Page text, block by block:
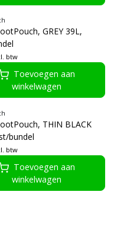
GREY 39L,
btw
Toevoegen aan
winkelwagen
THIN BLACK
bundel
btw
Toevoegen aan
winkelwagen